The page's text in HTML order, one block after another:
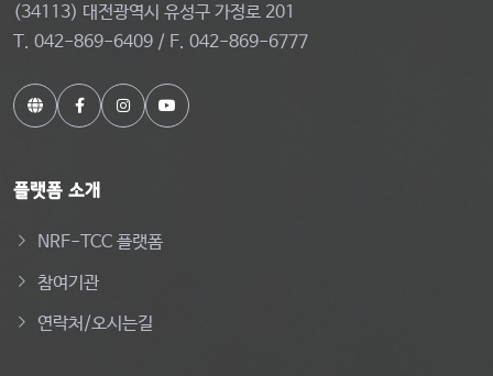
(34113) 대전광역시 유성구 가정로 201
T. 042-869-6409 / F. 042-869-6777
플랫폼 소개
NRF-TCC 플랫폼
참여기관
연락처/오시는길